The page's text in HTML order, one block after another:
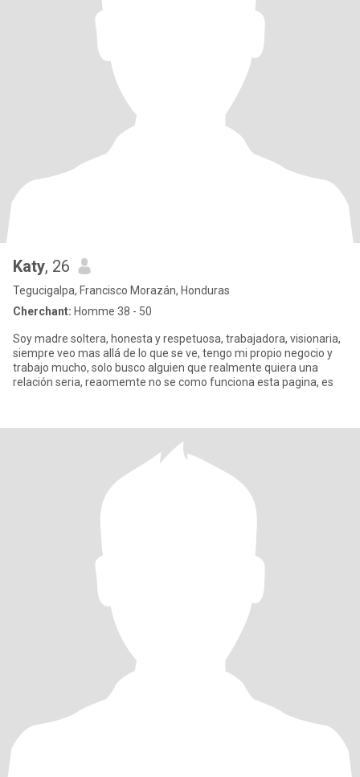
Katy, 26
Tegucigalpa, Francisco Morazán, Honduras
Cherchant: Homme 38 - 50
Soy madre soltera, honesta y respetuosa, trabajadora, visionaria,
siempre veo mas allá de lo que se ve, tengo mi propio negocio y
trabajo mucho, solo busco alguien que realmente quiera una
relación seria, reaomemte no se como funciona esta pagina, es